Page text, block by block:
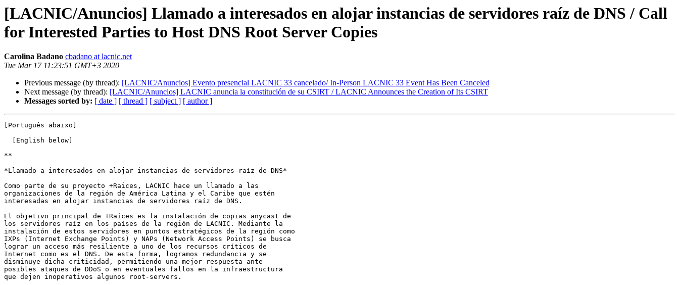
[LACNIC/Anuncios] Llamado a interesados en alojar instancias de servidores raíz de DNS / Call
for Interested Parties to Host DNS Root Server Copies
Carolina Badano cbadano at lacnic.net
Tue Mar 17 11:23:51 GMT+3 2020
Previous message (by thread): [LACNIC/Anuncios] Evento presencial LACNIC 33 cancelado/ In-Person LACNIC 33 Event Has Been Canceled
Next message (by thread): [LACNIC/Anuncios] LACNIC anuncia la constitución de su CSIRT / LACNIC Announces the Creation of Its CSIRT
Messages sorted by: [ date ] [ thread ] [ subject ] [ author ]
[Português abaixo]
**
*Llamado a interesados en alojar instancias de servidores raíz de DNS*
Como parte de su proyecto +Raices, LACNIC hace un llamado a las
organizaciones de la región de América Latina y el Caribe que estén
interesadas en alojar instancias de servidores raíz de DNS.
El objetivo principal de +Raíces es la instalación de copias anycast de
los servidores raíz en los países de la región de LACNIC. Mediante la
instalación de estos servidores en puntos estratégicos de la región como
IXPs (Internet Exchange Points) y NAPs (Network Access Points) se busca
lograr un acceso más resiliente a uno de los recursos críticos de
Internet como es el DNS. De esta forma, logramos redundancia y se
disminuye dicha criticidad, permitiendo una mejor respuesta ante
posibles ataques de DDoS o en eventuales fallos en la infraestructura
que dejen inoperativos algunos root-servers.